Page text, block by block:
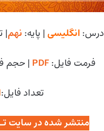
درس: انگلیسی | پایه: نهم|
فرمت فایل:PDF | حجم
تعداد فایل:
منتشر شده در سایت